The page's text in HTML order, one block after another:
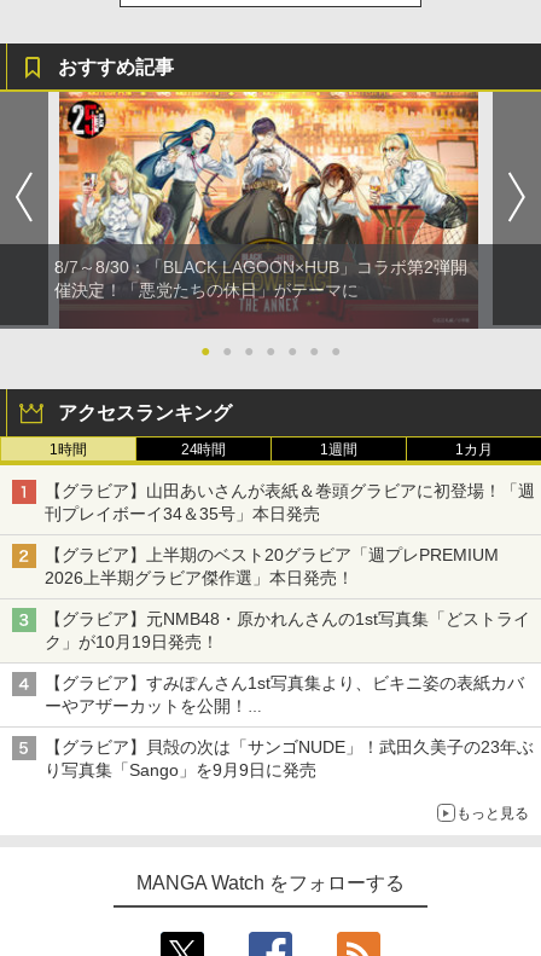
おすすめ記事
8/7～8/30：「BLACK LAGOON×HUB」コラボ第2弾開
催決定！「悪党たちの休日」がテーマに
● ● ● ● ● ● ●
アクセスランキング
1時間 24時間 1週間 1カ月
【グラビア】山田あいさんが表紙＆巻頭グラビアに初登場！「週
刊プレイボーイ34＆35号」本日発売
【グラビア】上半期のベスト20グラビア「週プレPREMIUM
2026上半期グラビア傑作選」本日発売！
【グラビア】元NMB48・原かれんさんの1st写真集「どストライ
ク」が10月19日発売！
【グラビア】すみぽんさん1st写真集より、ビキニ姿の表紙カバ
ーやアザーカットを公開！
タイトルは「offcourt（オフコート）」に決定
【グラビア】貝殻の次は「サンゴNUDE」！武田久美子の23年ぶ
り写真集「Sango」を9月9日に発売
もっと見る
MANGA Watch をフォローする